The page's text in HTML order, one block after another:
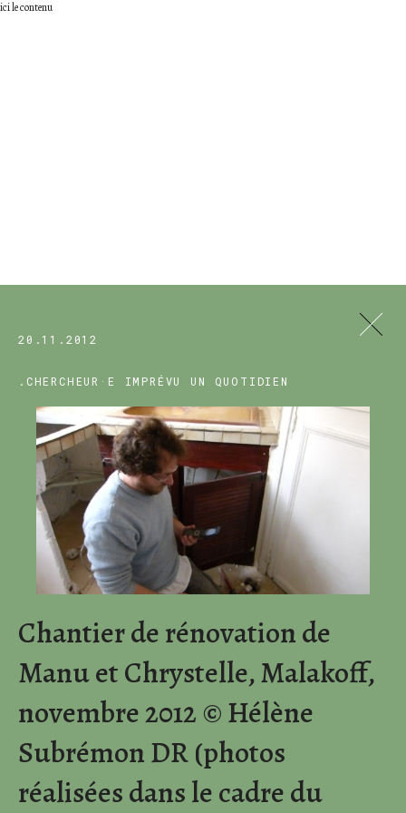
ici le contenu
20.11.2012
.CHERCHEUR·E IMPRÉVU UN QUOTIDIEN
Chantier de rénovation de
Manu et Chrystelle, Malakoff,
novembre 2012 © Hélène
Subrémon DR (photos
réalisées dans le cadre du